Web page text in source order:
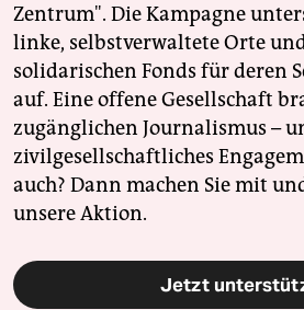
Zentrum". Die Kampagne
linke, selbstverwaltete Orte
solidarischen Fonds für deren
auf. Eine offene Gesellschaft
zugänglichen Journalismus –
zivilgesellschaftliches
auch? Dann machen Sie mit
unsere Aktion.
Jetzt